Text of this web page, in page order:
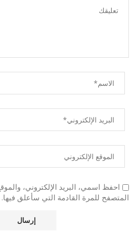
احفظ اسمي، البريد الإلكتروني،
المتصفح للمرة القادمة التي سأعلق فيها.